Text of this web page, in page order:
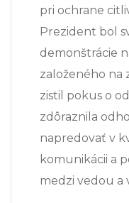
pri ochrane
Prezident bol
demonštrácie
založeného na
zistil pokus o
zdôraznila
napredovať v
komunikácii a
medzi vedou a